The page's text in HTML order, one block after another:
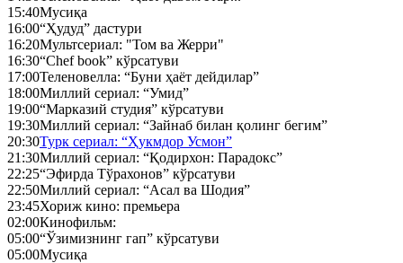
15:40Мусиқа
16:00“Ҳудуд” дастури
16:20Мультсериал: "Том ва Жерри"
16:30“Chef book” кўрсатуви
17:00Теленовелла: “Буни ҳаёт дейдилар”
18:00Миллий сериал: “Умид”
19:00“Марказий студия” кўрсатуви
19:30Миллий сериал: “Зайнаб билан қолинг бегим”
20:30Турк сериал: “Ҳукмдор Усмон”
21:30Миллий сериал: “Қодирхон: Парадокс”
22:25“Эфирда Тўрахонов” кўрсатуви
22:50Миллий сериал: “Асал ва Шодия”
23:45Хориж кино: премьера
02:00Кинофильм:
05:00“Ўзимизнинг гап” кўрсатуви
05:00Мусиқа